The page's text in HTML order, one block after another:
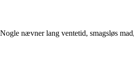
nævner lang ventetid, smagsløs